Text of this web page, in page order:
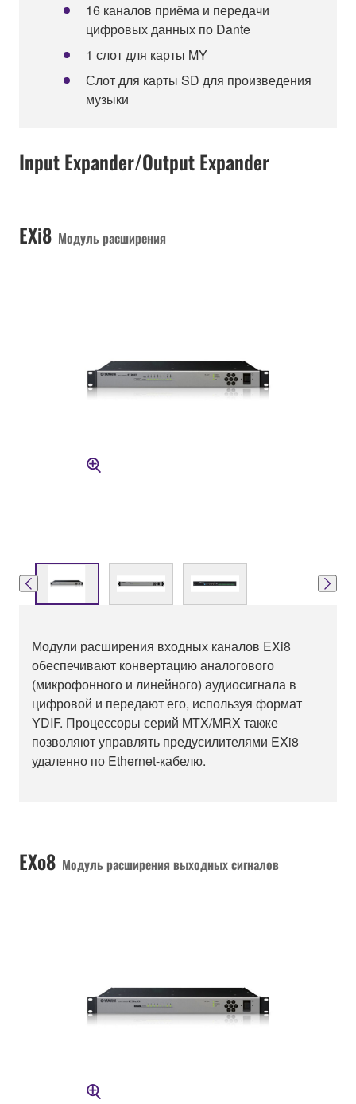
16 каналов приёма и передачи
цифровых данных по Dante
1 слот для карты MY
Слот для карты SD для произведения
музыки
Input Expander/Output Expander
EXi8 Модуль расширения
Модули расширения входных каналов EXi8
обеспечивают конвертацию аналогового
(микрофонного и линейного) аудиосигнала в
цифровой и передают его, используя формат
YDIF. Процессоры серий MTX/MRX также
позволяют управлять предусилителями EXi8
удаленно по Ethernet-кабелю.
EXo8 Модуль расширения выходных сигналов